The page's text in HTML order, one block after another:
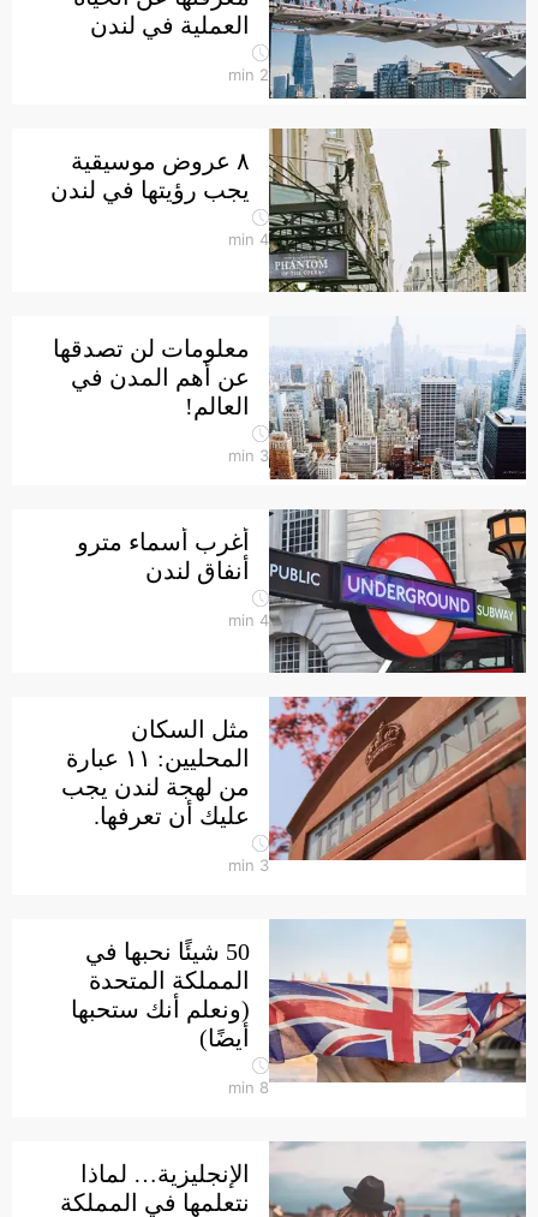
العملية في لندن
2
min
٨ عروض موسيقية
يجب رؤيتها في لندن
4
min
معلومات لن تصدقها
عن أهم المدن في
العالم!
3
min
أغرب أسماء مترو
أنفاق لندن
4
min
مثل السكان
المحليين: ١١ عبارة
من لهجة لندن يجب
عليك أن تعرفها.
3
min
50 شيئًا نحبها في
المملكة المتحدة
(ونعلم أنك ستحبها
أيضًا)
8
min
الإنجليزية… لماذا
نتعلمها في المملكة